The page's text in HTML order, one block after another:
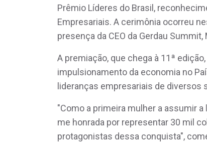
Prêmio Líderes do Brasil,
Empresariais. A cerimônia ocorreu
presença da CEO da Gerdau
A premiação, que chega à 11ª
impulsionamento da economia no
lideranças empresariais de diversos
"Como a primeira mulher a assumir
me honrada por representar 30 mil
protagonistas dessa conquista",